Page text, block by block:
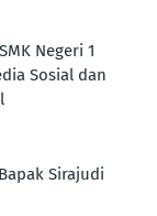
Negeri 1
Sosial dan
Sirajudi